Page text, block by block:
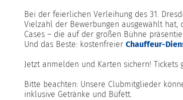
Bei der feierlichen Verleihung des 31.
Vielzahl der Bewerbungen ausgewählt
Cases – die auf der großen Bühne
Und das Beste: kostenfreier Chauffeur-
Jetzt anmelden und Karten sichern! Tickets
Bitte beachten: Unsere Clubmitglieder
inklusive Getränke und Büfett.